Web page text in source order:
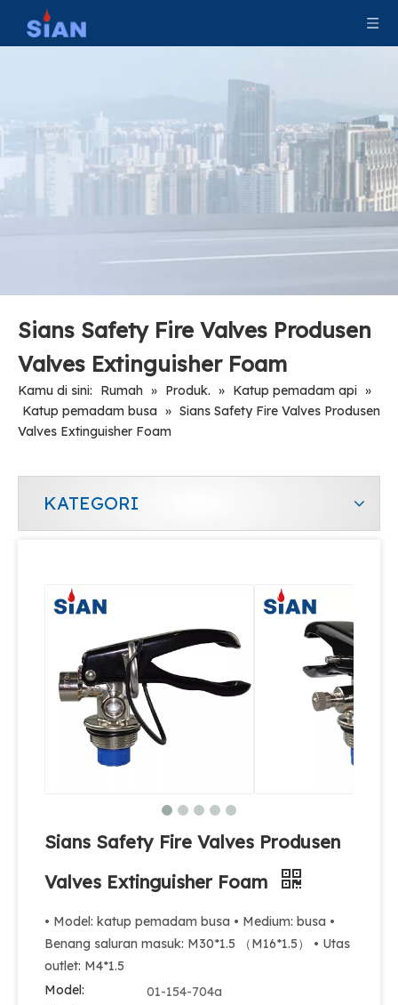
Sians Safety Fire Valves Produsen
Valves Extinguisher Foam
Kamu di sini: Rumah » Produk. » Katup pemadam api »
Katup pemadam busa » Sians Safety Fire Valves Produsen
Valves Extinguisher Foam
KATEGORI
Sians Safety Fire Valves Produsen
Valves Extinguisher Foam
• Model: katup pemadam busa • Medium: busa •
Benang saluran masuk: M30*1.5 （M16*1.5） • Utas
outlet: M4*1.5
Model:
01-154-704a